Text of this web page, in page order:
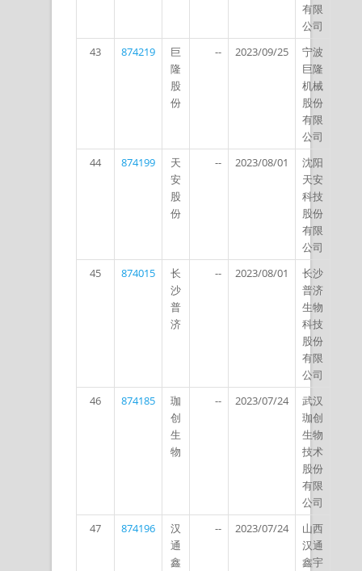
有限
公司
43
874219
巨
隆
股
份
-- 2023/09/25
宁波
巨隆
机械
股份
有限
公司
44
874199
天
安
股
份
-- 2023/08/01
沈阳
天安
科技
股份
有限
公司
45
874015
长
沙
普
济
-- 2023/08/01
长沙
普济
生物
科技
股份
有限
公司
46
874185
珈
创
生
物
-- 2023/07/24
武汉
珈创
生物
技术
股份
有限
公司
47
874196
汉
通
鑫
-- 2023/07/24
山西
汉通
鑫宇